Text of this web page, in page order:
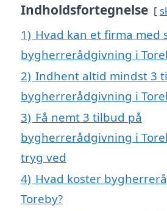
Indholdsfortegnelse
1) Hvad kan et firma med
bygherrerådgivning i
2) Indhent altid mindst 3
bygherrerådgivning i
3) Få nemt 3 tilbud på
bygherrerådgivning i
tryg ved
4) Hvad koster
Toreby?